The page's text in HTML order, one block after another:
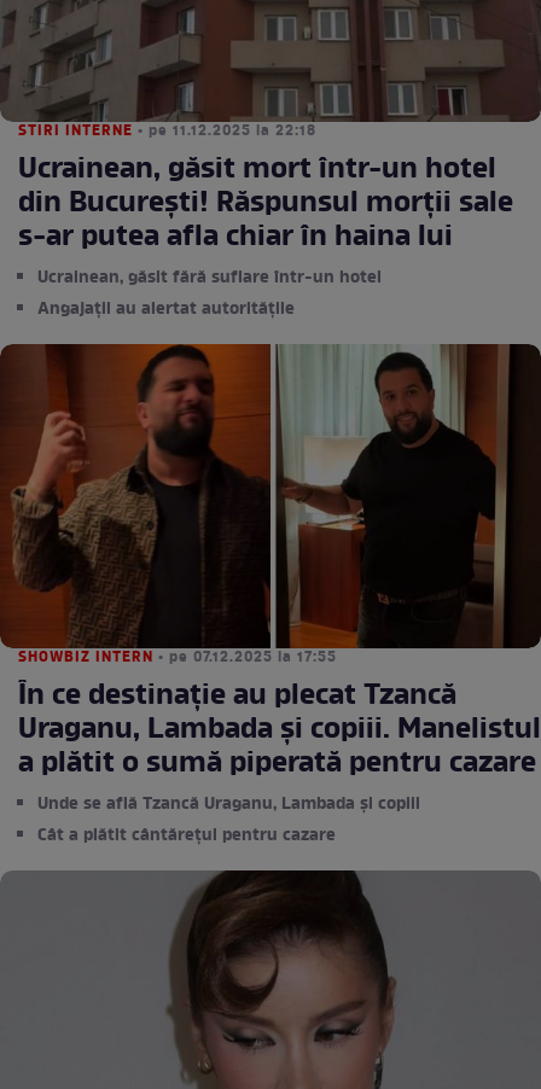
STIRI INTERNE • pe 11.12.2025 la 22:18
Ucrainean, găsit mort într-un hotel
din București! Răspunsul morții sale
s-ar putea afla chiar în haina lui
Ucrainean, găsit fără suflare într-un hotel
Angajații au alertat autoritățile
SHOWBIZ INTERN • pe 07.12.2025 la 17:55
În ce destinație au plecat Tzancă
Uraganu, Lambada și copiii. Manelistul
a plătit o sumă piperată pentru cazare
Unde se află Tzancă Uraganu, Lambada și copiii
Cât a plătit cântărețul pentru cazare